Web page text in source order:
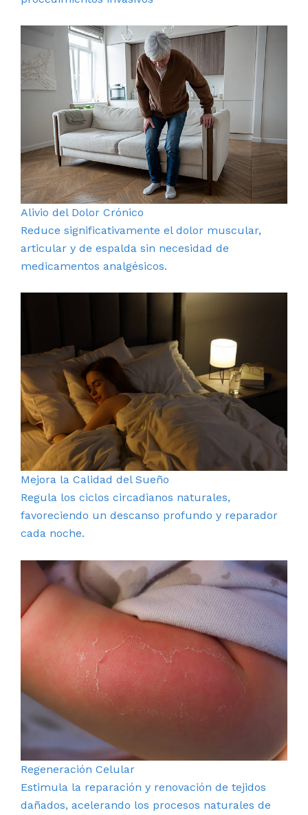
Alivio del Dolor Crónico
Reduce significativamente el dolor muscular,
articular y de espalda sin necesidad de
medicamentos analgésicos.
Mejora la Calidad del Sueño
Regula los ciclos circadianos naturales,
favoreciendo un descanso profundo y reparador
cada noche.
Regeneración Celular
Estimula la reparación y renovación de tejidos
dañados, acelerando los procesos naturales de